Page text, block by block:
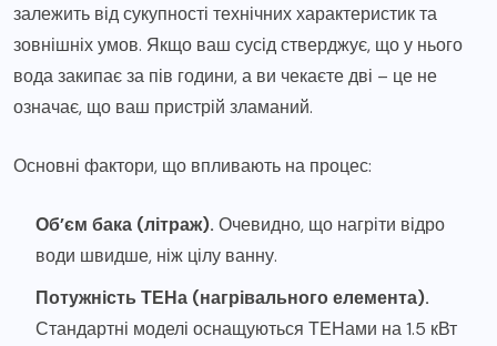
залежить від сукупності технічних характеристик та
зовнішніх умов. Якщо ваш сусід стверджує, що у нього
вода закипає за пів години, а ви чекаєте дві – це не
означає, що ваш пристрій зламаний.
Основні фактори, що впливають на процес:
Об’єм бака (літраж). Очевидно, що нагріти відро
води швидше, ніж цілу ванну.
Потужність ТЕНа (нагрівального елемента).
Стандартні моделі оснащуються ТЕНами на 1.5 кВт